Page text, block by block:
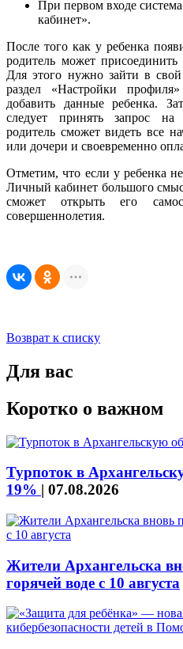
При первом входе
кабинет».
После того как у ребенка
родитель может
Для этого нужно зайти в
раздел «Настройки
добавить данные ребенка.
следует принять запрос
родитель сможет видеть все
или дочери и своевременно
Отметим, что если у ребенка
Личный кабинет большого
сможет открыть его
совершеннолетия.
Возврат к списку
Для вас
Коротко о важном
Турпоток в
19% | 07.08.2026
Жители Архангельска
горячей воде с 10 августа